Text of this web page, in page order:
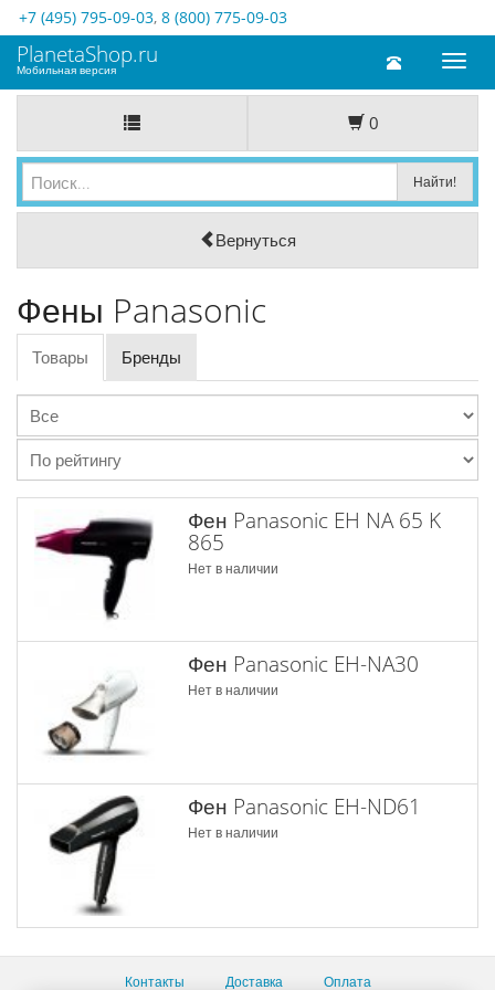
+7 (495) 795-09-03, 8 (800) 775-09-03
Toggle
PlanetaShop.ru
Мобильная версия
0
Вернуться
Фены Panasonic
Товары Бренды
Фен Panasonic EH NA 65 K
865
Нет в наличии
Фен Panasonic EH-NA30
Нет в наличии
Фен Panasonic EH-ND61
Нет в наличии
Контакты Доставка Оплата